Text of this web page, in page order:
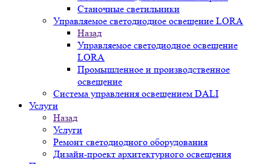
Станочные светильники
Управляемое светодиодное освещение LORA
Назад
Управляемое светодиодное освещение
LORA
Промышленное и производственное
освещение
Система управления освещением DALI
Услуги
Назад
Услуги
Ремонт светодиодного оборудования
Дизайн-проект архитектурного освещения